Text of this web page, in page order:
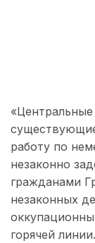
работу по
незаконно
гражданами
незаконных
горячей линии.